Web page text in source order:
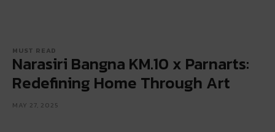
MUST READ
Narasiri Bangna KM.10 x Parnarts:
Redefining Home Through Art
MAY 27, 2025